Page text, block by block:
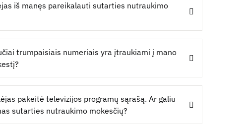
iš manęs pareikalauti sutarties nutraukimo
trumpaisiais numeriais yra įtraukiami į mano
pakeitė televizijos programų sąrašą. Ar galiu
sutarties nutraukimo mokesčių?